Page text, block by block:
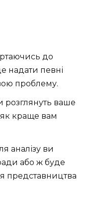
до
надати певні
проблему.
розглянуть ваше
як краще вам
аналізу ви
або ж буде
представництва